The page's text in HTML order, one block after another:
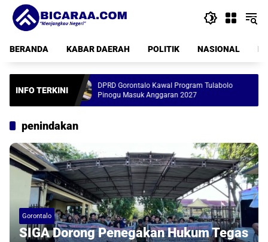
Langsung
konten
BERANDA
KABAR DAERAH POLITIK NASIONAL
INFO TERKINIDPRD Gorontalo Kawal Program Tulabolo
Pinogu Masuk Anggaran 2027
penindakan
Gorontalo
SIGA Dorong Penegakan Hukum Tegas